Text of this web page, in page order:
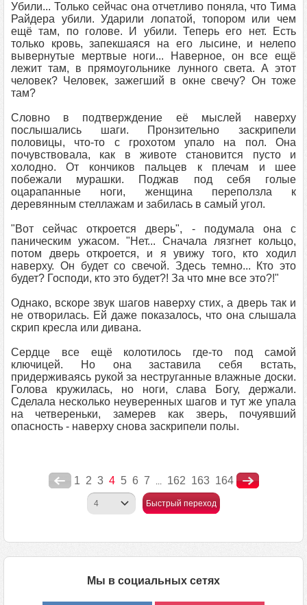
Убили... Только сейчас она отчетливо поняла, что Тима
Райдера убили. Ударили лопатой, топором или чем
ещё там, по голове. И убили. Теперь его нет. Есть
только кровь, запекшаяся на его лысине, и нелепо
вывернутые мертвые ноги... Наверное, он все ещё
лежит там, в прямоугольнике лунного света. А этот
человек? Человек, зажегший в окне свечу? Он тоже
там?
Словно в подтверждение её мыслей наверху
послышались шаги. Пронзительно заскрипели
половицы, что-то с грохотом упало на пол. Она
почувствовала, как в животе становится пусто и
холодно. От кончиков пальцев к плечам и шее
побежали мурашки. Поджав под себя голые
оцарапанные ноги, женщина переползла к
деревянным стеллажам и забилась в самый угол.
"Вот сейчас откроется дверь", - подумала она с
паническим ужасом. "Нет... Сначала лязгнет кольцо,
потом дверь откроется, и я увижу того, кто ходил
наверху. Он будет со свечой. Здесь темно... Кто это
будет? Господи, кто это будет?! За что мне все это?!"
Однако, вскоре звук шагов наверху стих, а дверь так и
не отворилась. Ей даже показалось, что она слышала
скрип кресла или дивана.
Сердце все ещё колотилось где-то под самой
ключицей. Но она заставила себя встать,
придерживаясь рукой за неструганные влажные доски.
Голова кружилась, но ноги, слава Богу, держали.
Сделала несколько неуверенных шагов и тут же упала
на четвереньки, замерев как зверь, почуявший
опасность - наверху снова заскрипели полы.
1 2 3 4 5 6 7 ... 162 163 164
Быстрый переход
Мы в социальных сетях